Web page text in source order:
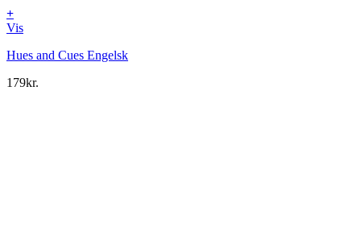
+
Vis
Hues and Cues Engelsk
179kr.